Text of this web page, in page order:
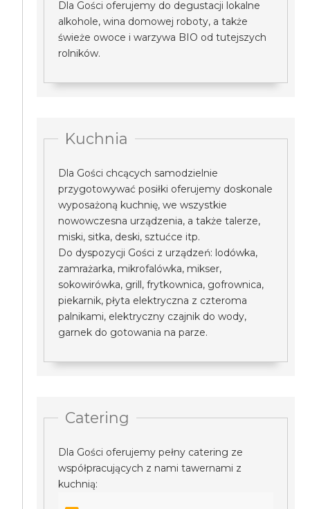
Dla Gości oferujemy do degustacji lokalne
alkohole, wina domowej roboty, a także
świeże owoce i warzywa BIO od tutejszych
rolników.
Kuchnia
Dla Gości chcących samodzielnie
przygotowywać posiłki oferujemy doskonale
wyposażoną kuchnię, we wszystkie
nowowczesna urządzenia, a także talerze,
miski, sitka, deski, sztućce itp.
Do dyspozycji Gości z urządzeń: lodówka,
zamrażarka, mikrofalówka, mikser,
sokowirówka, grill, frytkownica, gofrownica,
piekarnik, płyta elektryczna z czteroma
palnikami, elektryczny czajnik do wody,
garnek do gotowania na parze.
Catering
Dla Gości oferujemy pełny catering ze
współpracujących z nami tawernami z
kuchnią: